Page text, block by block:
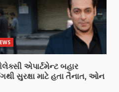
એપાર્ટમેન્ટ બહાર
સુરક્ષા માટે હતા તૈનાત, ઓન